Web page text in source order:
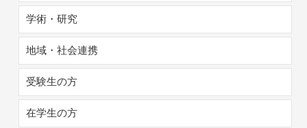
学術・研究
地域・社会連携
受験生の方
在学生の方